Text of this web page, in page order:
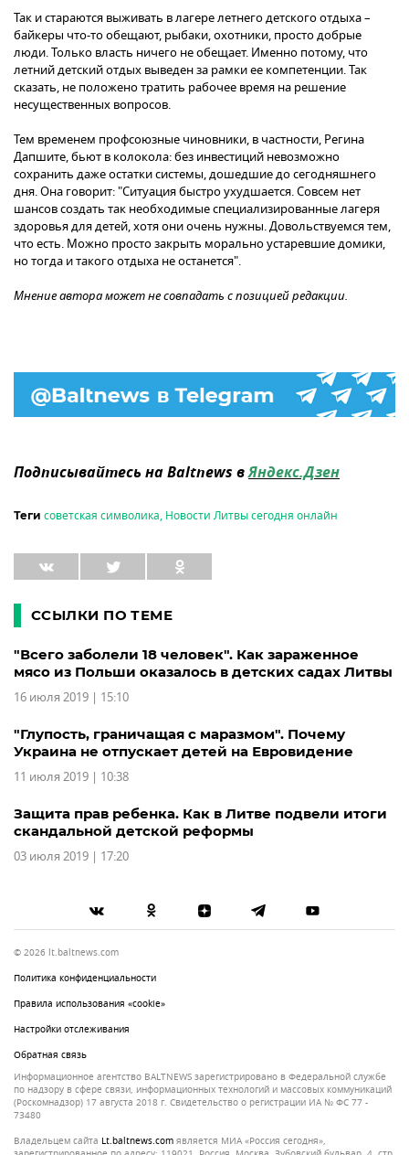
Так и стараются выживать в лагере летнего детского отдыха –
байкеры что-то обещают, рыбаки, охотники, просто добрые
люди. Только власть ничего не обещает. Именно потому, что
летний детский отдых выведен за рамки ее компетенции. Так
сказать, не положено тратить рабочее время на решение
несущественных вопросов.
Тем временем профсоюзные чиновники, в частности, Регина
Дапшите, бьют в колокола: без инвестиций невозможно
сохранить даже остатки системы, дошедшие до сегодняшнего
дня. Она говорит: "Ситуация быстро ухудшается. Совсем нет
шансов создать так необходимые специализированные лагеря
здоровья для детей, хотя они очень нужны. Довольствуемся тем,
что есть. Можно просто закрыть морально устаревшие домики,
но тогда и такого отдыха не останется".
Мнение автора может не совпадать с позицией редакции.
Подписывайтесь на Baltnews вЯндекс.Дзен
Теги советская символика, Новости Литвы сегодня онлайн
ССЫЛКИ ПО ТЕМЕ
"Всего заболели 18 человек". Как зараженное
мясо из Польши оказалось в детских садах Литвы
16 июля 2019 | 15:10
"Глупость, граничащая с маразмом". Почему
Украина не отпускает детей на Евровидение
11 июля 2019 | 10:38
Защита прав ребенка. Как в Литве подвели итоги
скандальной детской реформы
03 июля 2019 | 17:20
© 2026 lt.baltnews.com
Политика конфиденциальности
Правила использования «cookie»
Настройки отслеживания
Обратная связь
Информационное агентство BALTNEWS зарегистрировано в Федеральной службе
по надзору в сфере связи, информационных технологий и массовых коммуникаций
(Роскомнадзор) 17 августа 2018 г. Свидетельство о регистрации ИА № ФС 77 -
73480
Владельцем сайта lt.baltnews.com является МИА «Россия сегодня»,